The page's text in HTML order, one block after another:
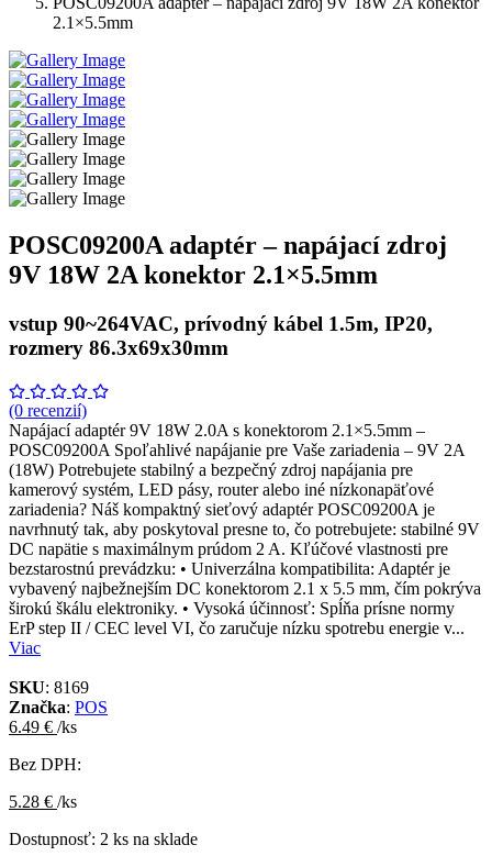
2.1×5.5mm
POSC09200A adaptér – napájací zdroj
9V 18W 2A konektor 2.1×5.5mm
vstup 90~264VAC, prívodný kábel 1.5m, IP20,
rozmery 86.3x69x30mm
(0 recenzií)
Napájací adaptér 9V 18W 2.0A s konektorom 2.1×5.5mm –
POSC09200A Spoľahlivé napájanie pre Vaše zariadenia – 9V 2A
(18W) Potrebujete stabilný a bezpečný zdroj napájania pre
kamerový systém, LED pásy, router alebo iné nízkonapäťové
zariadenia? Náš kompaktný sieťový adaptér POSC09200A je
navrhnutý tak, aby poskytoval presne to, čo potrebujete: stabilné 9V
DC napätie s maximálnym prúdom 2 A. Kľúčové vlastnosti pre
bezstarostnú prevádzku: • Univerzálna kompatibilita: Adaptér je
vybavený najbežnejším DC konektorom 2.1 x 5.5 mm, čím pokrýva
širokú škálu elektroniky. • Vysoká účinnosť: Spĺňa prísne normy
ErP step II / CEC level VI, čo zaručuje nízku spotrebu energie v...
Viac
SKU: 8169
Značka: POS
6.49 € /ks
Bez DPH:
5.28 € /ks
Dostupnosť: 2 ks na sklade